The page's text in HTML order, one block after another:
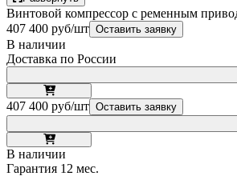
Винтовой компрессор с ременным
407 400 руб/шт Оставить заявку
В наличии
Доставка по России
407 400 руб/шт Оставить заявку
В наличии
Гарантия 12 мес.